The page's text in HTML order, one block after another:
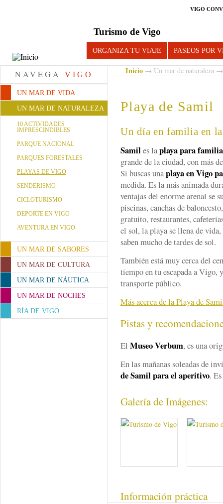
VIGO
Turismo de Vigo
ORGANIZA TU VIAJE PASEOS POR
NAVEGA VIGO
UN MAR DE VIDA
UN MAR DE NATURALEZA
10 ACTIVIDADES
IMPRESCINDIBLES
PARQUE NACIONAL
PARQUES FORESTALES
PLAYAS DE VIGO
SENDERISMO
CICLOTURISMO
DEPORTE EN VIGO
AVENTURA EN VIGO
UN MAR DE SABORES
UN MAR DE CULTURA
UN MAR DE NÁUTICA
UN MAR DE NOCHES
RÍA DE VIGO
Inicio → Un mar de naturaleza
Playa de Samil
Un día en familia en
Samiles laplaya para
grande de la ciudad, con más
Si buscas unaplaya en Vigo
medida. Es la más animada
ventajas del enorme arenal se
piscinas, canchas de
gratuito, restaurantes,
el sol, la playa se llena de
saben mucho de tardes de sol.
También está muy cerca del
tiempo en tu escapada a Vigo,
transporte público.
Más acerca de la Playa de
Pistas y
El Museo Verbum, es una
En las mañanas soleadas de
de Samil para el aperitivo.
Galería de Imágenes:
Información práctica